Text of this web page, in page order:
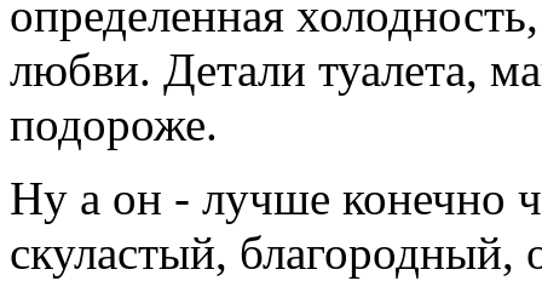
определенная
любви. Детали туалета,
подороже.
Ну а он - лучше конечно
скуластый,